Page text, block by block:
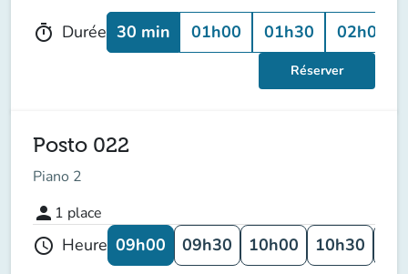
timer Durée 30 min 01h00 01h30 02h00
Réserver
Posto 022
Piano 2
person 1 place
schedule Heure 09h00 09h30 10h00 10h30